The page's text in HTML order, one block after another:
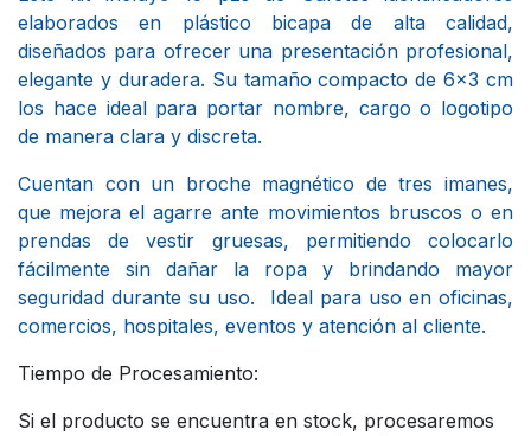
elaborados en plástico bicapa de alta calidad,
diseñados para ofrecer una presentación profesional,
elegante y duradera. Su tamaño compacto de 6x3 cm
los hace ideal para portar nombre, cargo o logotipo
de manera clara y discreta.
Cuentan con un broche magnético de tres imanes,
que mejora el agarre ante movimientos bruscos o en
prendas de vestir gruesas, permitiendo colocarlo
fácilmente sin dañar la ropa y brindando mayor
seguridad durante su uso.
Ideal para uso en oficinas,
comercios, hospitales, eventos y atención al cliente.
Tiempo de Procesamiento:
Si el producto se encuentra en stock, procesaremos